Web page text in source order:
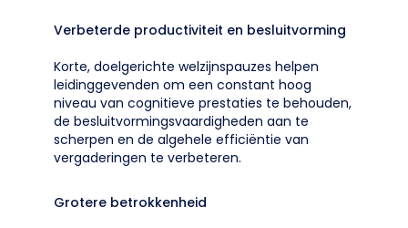
Verbeterde productiviteit en besluitvorming
Korte, doelgerichte welzijnspauzes helpen
leidinggevenden om een constant hoog
niveau van cognitieve prestaties te behouden,
de besluitvormingsvaardigheden aan te
scherpen en de algehele efficiëntie van
vergaderingen te verbeteren.
Grotere betrokkenheid